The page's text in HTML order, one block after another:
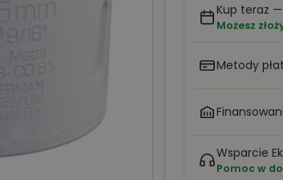
Kup teraz
Możesz
Metody
Wsparcie
Pomoc w